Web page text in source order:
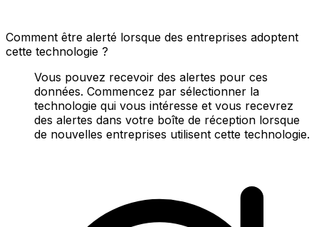
Comment être alerté lorsque des entreprises adoptent
cette technologie ?
Vous pouvez recevoir des alertes pour ces
données. Commencez par sélectionner la
technologie qui vous intéresse et vous recevrez
des alertes dans votre boîte de réception lorsque
de nouvelles entreprises utilisent cette technologie.